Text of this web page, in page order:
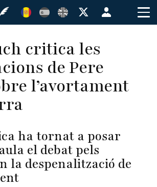
Menú
de
usuario
critica les
de Pere
l’avortament
ha tornat a posar
el debat pels
la despenalització de